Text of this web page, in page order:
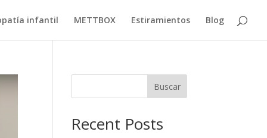
infantil METTBOX Estiramientos Blog
Buscar
Recent Posts